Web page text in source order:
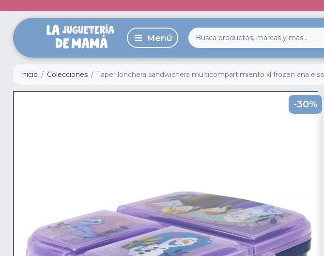
Inicio Colecciones Taper lonchera sandwichera multicompartimiento xl frozen ana elsa
-30%